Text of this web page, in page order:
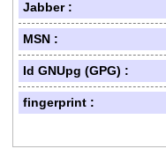
Jabber :
MSN :
Id GNUpg (GPG) :
fingerprint :